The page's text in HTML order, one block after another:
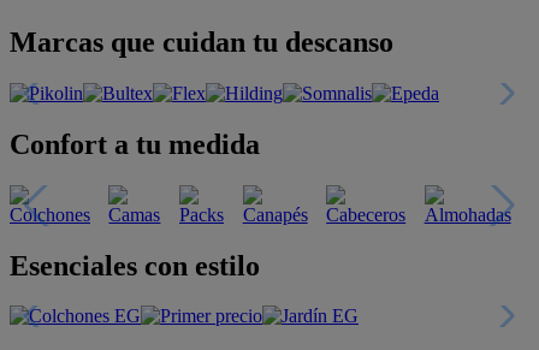
Marcas que cuidan tu descanso
Confort a tu medida
Esenciales con estilo